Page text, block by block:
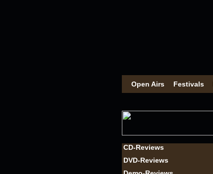
Open Airs Festivals
CD-Reviews
DVD-Reviews